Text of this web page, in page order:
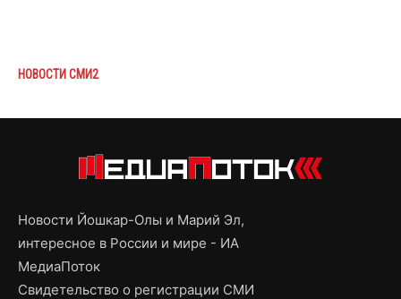
НОВОСТИ СМИ2
Новости Йошкар-Олы и Марий Эл,
интересное в России и мире - ИА
МедиаПоток
Свидетельство о регистрации СМИ